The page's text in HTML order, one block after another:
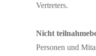
Vertreters.
Nicht
Personen und